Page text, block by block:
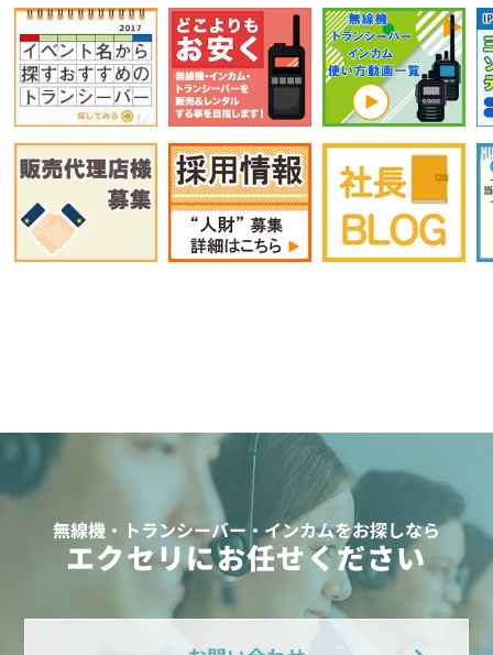
無線機・トランシーバー・インカムをお探しなら
エクセリにお任せください